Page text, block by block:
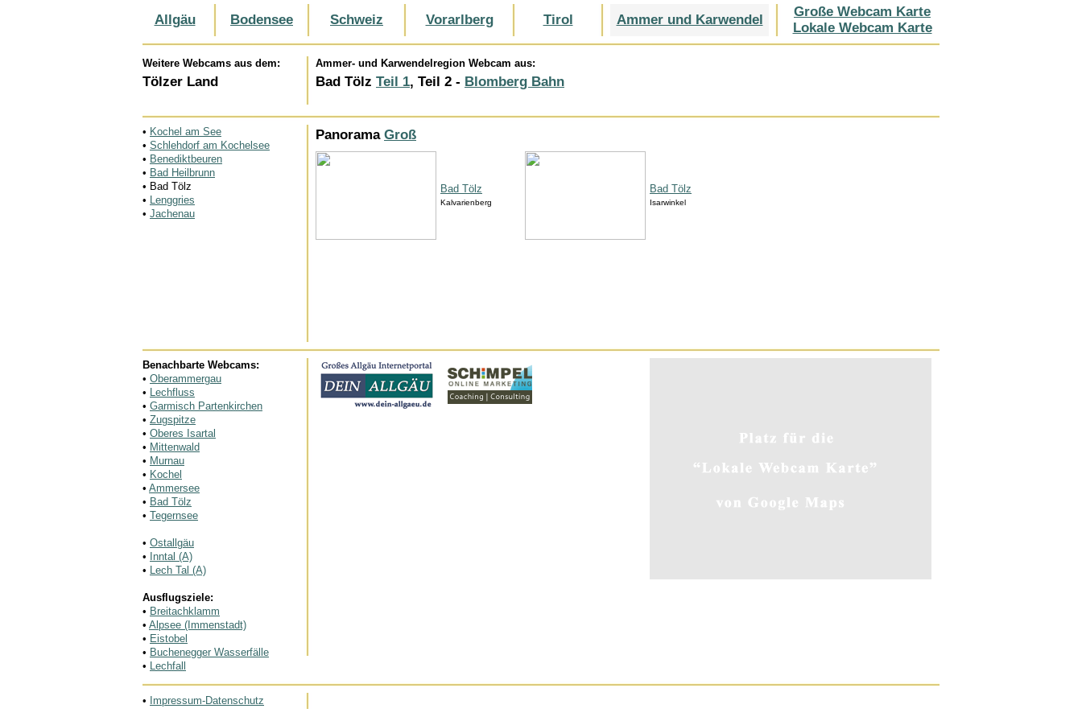
Allgäu Bodensee Schweiz Vorarlberg Tirol Ammer und Karwendel
Große Webcam Karte
Lokale Webcam Karte
Weitere Webcams aus dem: Ammer- und Karwendelregion Webcam aus:
Tölzer Land Bad Tölz Teil 1, Teil 2 - Blomberg Bahn
• Kochel am See
• Schlehdorf am Kochelsee
• Benediktbeuren
• Bad Heilbrunn
• Bad Tölz
• Lenggries
• Jachenau
Panorama Groß
Bad Tölz
Kalvarienberg
Bad Tölz
Isarwinkel
Benachbarte Webcams:
• Oberammergau
• Lechfluss
• Garmisch Partenkirchen
• Zugspitze
• Oberes Isartal
• Mittenwald
• Murnau
• Kochel
• Ammersee
• Bad Tölz
• Tegernsee
• Ostallgäu
• Inntal (A)
• Lech Tal (A)
Ausflugsziele:
• Breitachklamm
• Alpsee (Immenstadt)
• Eistobel
• Buchenegger Wasserfälle
• Lechfall
• Impressum-Datenschutz